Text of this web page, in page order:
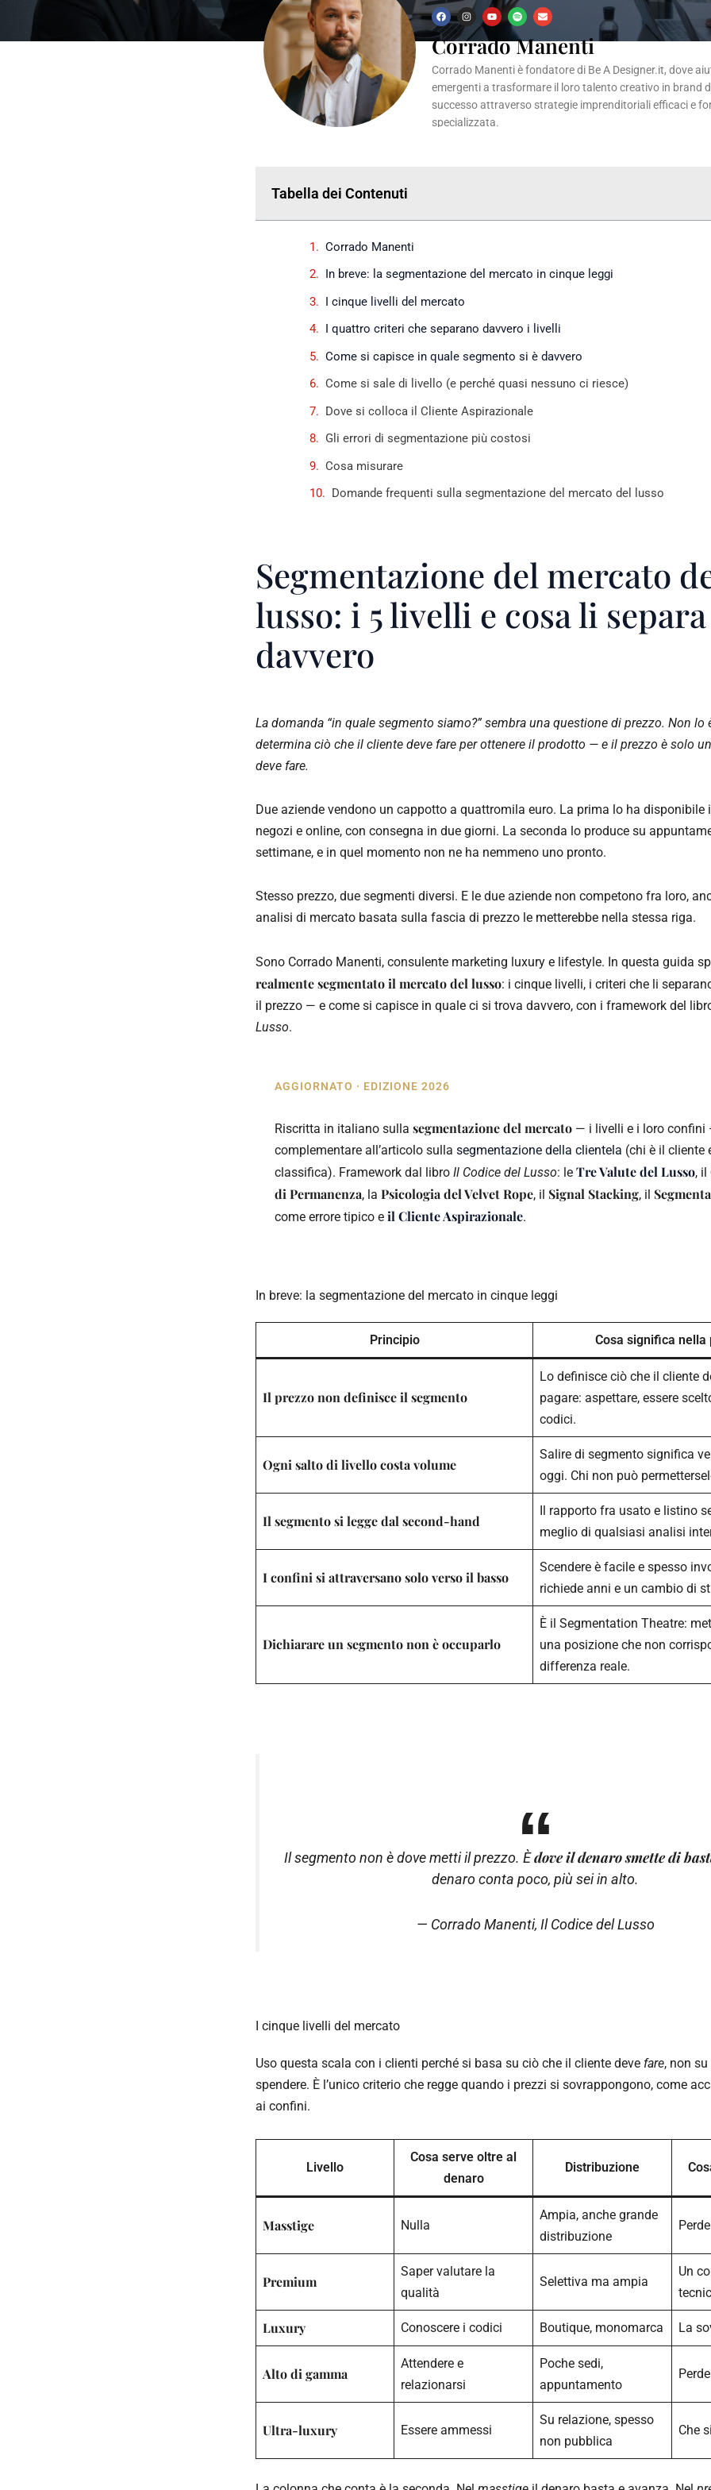
F
a
c
e
b
o
o
k
I
n
s
t
a
g
r
a
m
Y
o
t
u
b
e
S
p
o
t
i
f
y
E
n
e
l
o
p
e
Corrado Manenti
Corrado Manenti è fondatore di Be A Designer.it, dove
emergenti a trasformare il loro talento creativo in brand
successo attraverso strategie imprenditoriali efficaci e
specializzata.
Tabella dei Contenuti
Corrado Manenti
In breve: la segmentazione del mercato in cinque leggi
I cinque livelli del mercato
I quattro criteri che separano davvero i livelli
Come si capisce in quale segmento si è davvero
Come si sale di livello (e perché quasi nessuno ci riesce)
Dove si colloca il Cliente Aspirazionale
Gli errori di segmentazione più costosi
Cosa misurare
Domande frequenti sulla segmentazione del mercato del lusso
Segmentazione del mercato
lusso: i 5 livelli e cosa li separa
davvero
La domanda “in quale segmento siamo?” sembra una questione di prezzo. Non lo
determina ciò che il cliente deve fare per ottenere il prodotto — e il prezzo è solo
deve fare.
Due aziende vendono un cappotto a quattromila euro. La prima lo ha disponibile
negozi e online, con consegna in due giorni. La seconda lo produce su
settimane, e in quel momento non ne ha nemmeno uno pronto.
Stesso prezzo, due segmenti diversi. E le due aziende non competono fra loro,
analisi di mercato basata sulla fascia di prezzo le metterebbe nella stessa riga.
Sono Corrado Manenti, consulente marketing luxury e lifestyle. In questa guida
realmente segmentato il mercato del lusso: i cinque livelli, i criteri che li
il prezzo — e come si capisce in quale ci si trova davvero, con i framework del
Lusso.
AGGIORNATO · EDIZIONE 2026
Riscritta in italiano sulla segmentazione del mercato — i livelli e i loro confini
complementare all’articolo sulla segmentazione della clientela (chi è il cliente
classifica). Framework dal libro Il Codice del Lusso: le Tre Valute del Lusso, il
di Permanenza, la Psicologia del Velvet Rope, il Signal Stacking, il
come errore tipico e il Cliente Aspirazionale.
In breve: la segmentazione del mercato in cinque leggi
Principio Cosa significa nella
Il prezzo non definisce il segmento
Lo definisce ciò che il cliente
pagare: aspettare, essere
codici.
Ogni salto di livello costa volume
Salire di segmento significa
oggi. Chi non può
Il segmento si legge dal second-hand
Il rapporto fra usato e listino
meglio di qualsiasi analisi
I confini si attraversano solo verso il basso
Scendere è facile e spesso
richiede anni e un cambio di
Dichiarare un segmento non è occuparlo
È il Segmentation Theatre:
una posizione che non
differenza reale.
Il segmento non è dove metti il prezzo. Èdove il denaro smette di
denaro conta poco, più sei in alto.
— Corrado Manenti, Il Codice del Lusso
I cinque livelli del mercato
Uso questa scala con i clienti perché si basa su ciò che il cliente deve fare, non
spendere. È l’unico criterio che regge quando i prezzi si sovrappongono, come
ai confini.
Livello
Cosa serve oltre al
denaro
Distribuzione
Masstige Nulla
Ampia, anche grande
distribuzione
Premium
Saper valutare la
qualità
Selettiva ma ampia
Un
Luxury Conoscere i codici Boutique, monomarca La
Alto di gamma
Attendere e
relazionarsi
Poche sedi,
appuntamento
Ultra-luxury Essere ammessi
Su relazione, spesso
non pubblica
Che